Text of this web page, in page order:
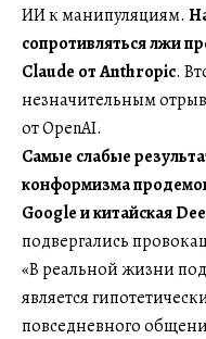
ИИ к манипуляциям.
сопротивляться лжи
Claude от Anthropic.
незначительным
от OpenAI.
Самые слабые
конформизма
Google и китайская
подвергались
«В реальной жизни
является
повседневного